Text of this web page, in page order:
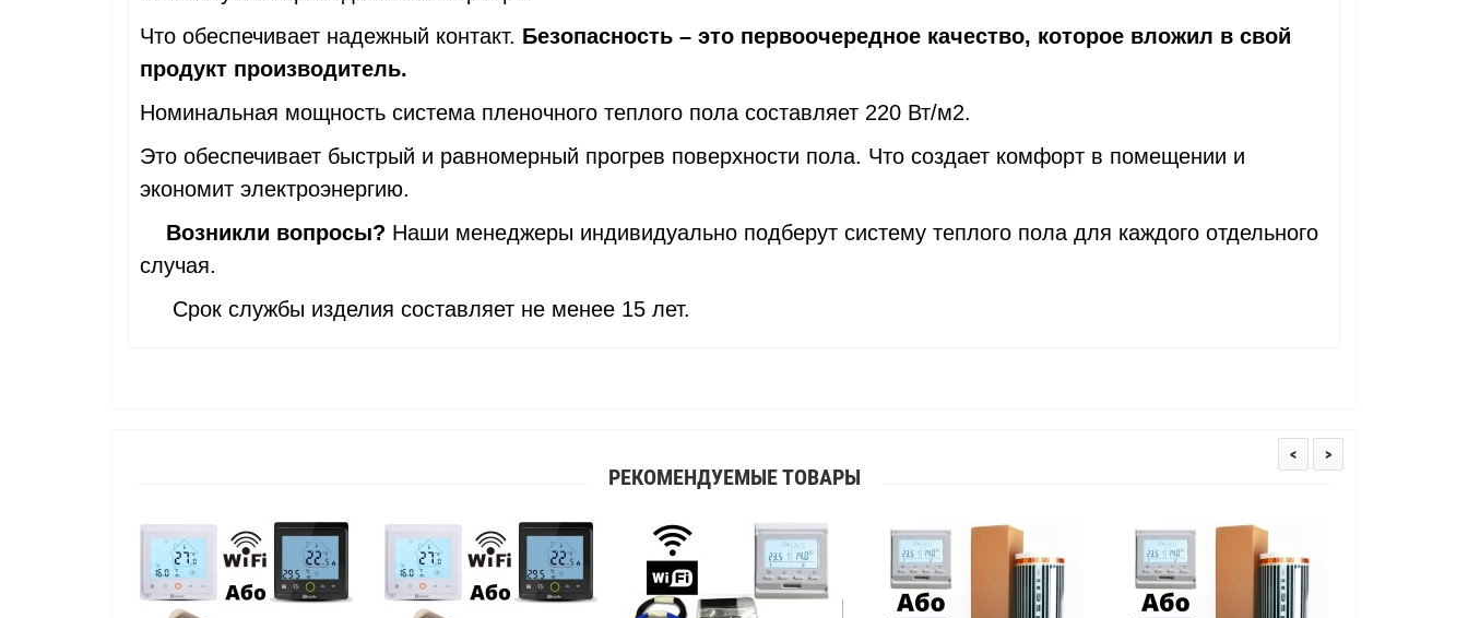
Что обеспечивает надежный контакт. Безопасность – это первоочередное качество, которое вложил в свой
продукт производитель.
Номинальная мощность система пленочного теплого пола составляет 220 Вт/м2.
Это обеспечивает быстрый и равномерный прогрев поверхности пола. Что создает комфорт в помещении и
экономит электроэнергию.
Возникли вопросы? Наши менеджеры индивидуально подберут систему теплого пола для каждого отдельного
случая.
Срок службы изделия составляет не менее 15 лет.
РЕКОМЕНДУЕМЫЕ ТОВАРЫ
< >